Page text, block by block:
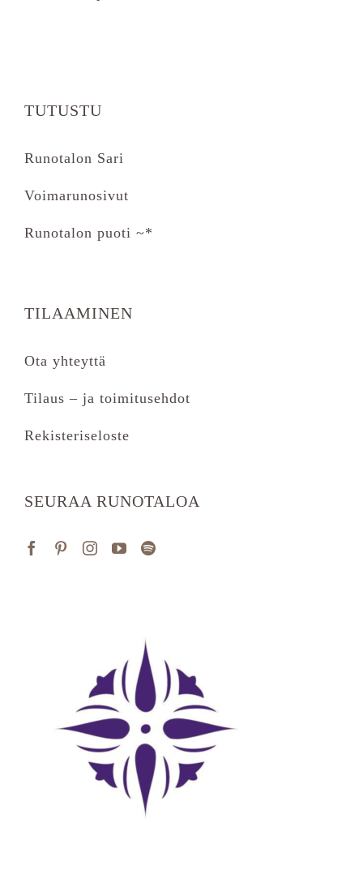
TUTUSTU
Runotalon Sari
Voimarunosivut
Runotalon puoti ~*
TILAAMINEN
Ota yhteyttä
Tilaus – ja toimitusehdot
Rekisteriseloste
SEURAA RUNOTALOA